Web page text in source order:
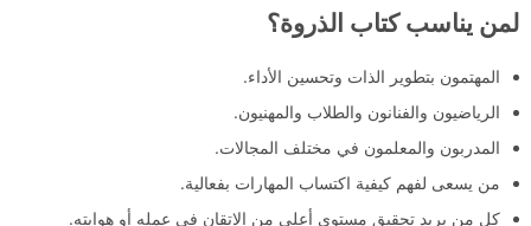
لمن يناسب كتاب الذروة؟
المهتمون بتطوير الذات وتحسين الأداء.
الرياضيون والفنانون والطلاب والمهنيون.
المدربون والمعلمون في مختلف المجالات.
من يسعى لفهم كيفية اكتساب المهارات بفعالية.
كل من يريد تحقيق مستوى أعلى من الإتقان في عمله أو هوايته.